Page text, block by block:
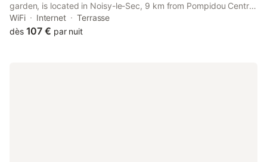
garden, is located in Noisy-le-Sec, 9 km from Pompidou Centre,
9.1 km from Gare du Nord, as well as 9.3 km from La Cigale
Concert Hall. The property is situated 9.
WiFi Internet
Terrasse
dès 107 € par nuit